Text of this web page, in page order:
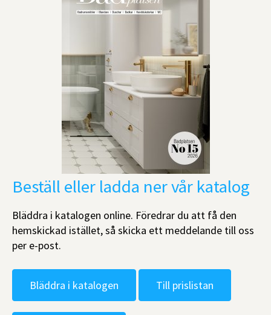
Beställ eller ladda ner vår katalog
Bläddra i katalogen online. Föredrar du att få den
hemskickad istället, så skicka ett meddelande till oss
per e-post.
Bläddra i katalogen Till prislistan